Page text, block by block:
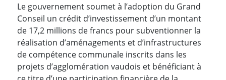
Le gouvernement soumet à l’adoption du Grand
Conseil un crédit d’investissement d’un montant
de 17,2 millions de francs pour subventionner la
réalisation d’aménagements et d’infrastructures
de compétence communale inscrits dans les
projets d’agglomération vaudois et bénéficiant à